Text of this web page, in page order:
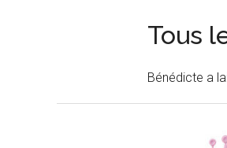
Tous
Bénédicte a